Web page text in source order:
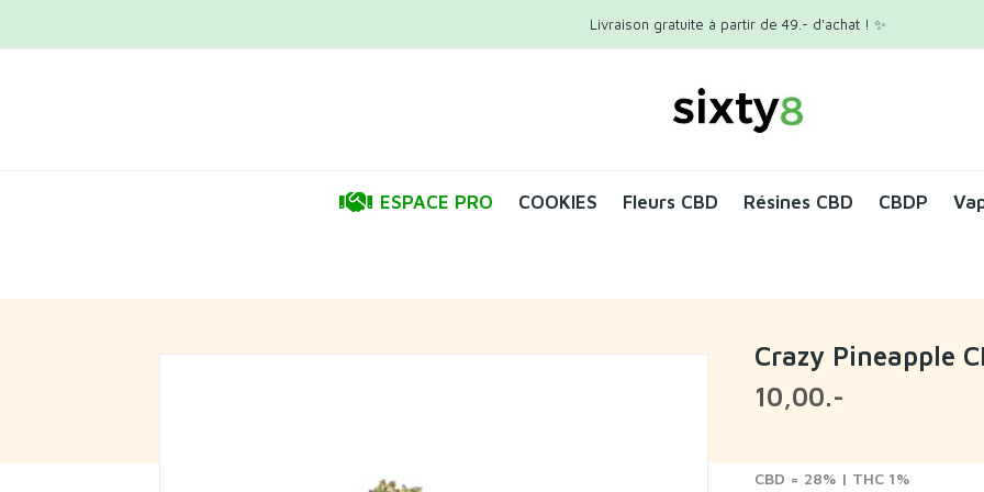
Livraison gratuite à partir de 49.- d'achat ! ✨
ESPACE PRO COOKIES Fleurs CBD Résines CBD CBDP
Crazy Pineapple
10,00.-
CBD = 28% | THC 1%